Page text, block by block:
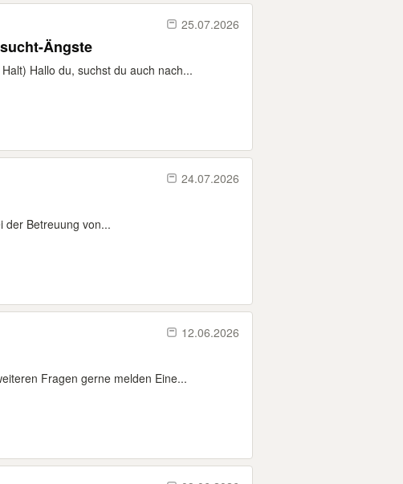
25.07.2026
Ängste
Hallo du, suchst du auch nach...
24.07.2026
der Betreuung von...
12.06.2026
Fragen gerne melden Eine...